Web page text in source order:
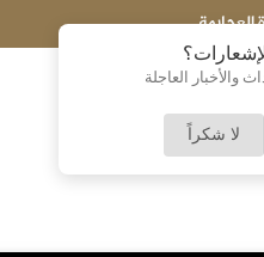
والأخبار العاجلة
لا شكراً